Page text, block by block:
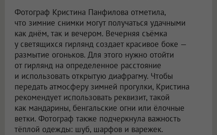
Фотограф Кристина Панфилова отметила,
что зимние снимки могут получаться удачными
как днём, так и вечером. Вечерняя съёмка
у светящихся гирлянд создает красивое боке —
размытие огоньков. Для этого нужно отойти
от гирлянд на определенное расстояние
и использовать открытую диафрагму. Чтобы
передать атмосферу зимней прогулки, Кристина
рекомендует использовать реквизит, такой
как мандарины, бенгальские огни или ёлочные
ветки. Фотограф также подчеркнула важность
тёплой одежды: шуб, шарфов и варежек.